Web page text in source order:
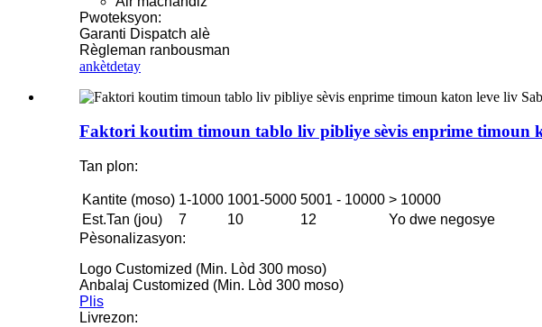
Pwoteksyon:
Garanti Dispatch alè
Règleman ranbousman
ankètdetay
Faktori koutim timoun tablo liv pibliye sèvis enprime timoun
Tan plon:
Kantite (moso) 1-1000 1001-5000 5001 - 10000 > 10000
Est.Tan (jou)
7 10 12
Yo dwe negosye
Pèsonalizasyon:
Logo Customized (Min. Lòd 300 moso)
Anbalaj Customized (Min. Lòd 300 moso)
Plis
Livrezon: